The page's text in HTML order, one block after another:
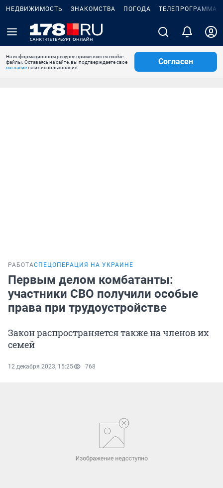
НЕДВИЖИМОСТЬ ЗНАКОМСТВА ПОГОДА ТЕЛЕПРОГРАММА
На информационном ресурсе применяются cookie-
файлы. Оставаясь на сайте, вы подтверждаете свое
согласиена их использование.
Согласен
РАБОТАСПЕЦОПЕРАЦИЯ НА УКРАИНЕ
Первым делом комбатанты:
участники СВО получили особые
права при трудоустройстве
Закон распространяется также на членов их
семей
12 декабря 2023, 15:25 768